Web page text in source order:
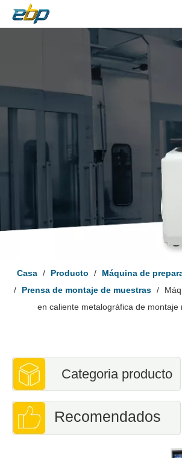
Casa / Producto /
Máquina de
/
Prensa de montaje de muestras /
en caliente metalográfica de montaje
Categoria producto
Recomendados